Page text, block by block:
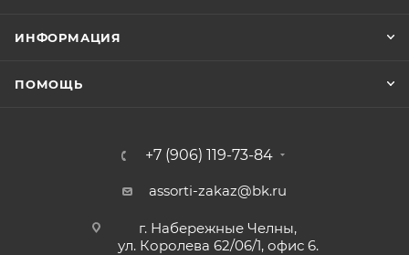
ИНФОРМАЦИЯ
ПОМОЩЬ
+7 (906) 119-73-84
assorti-zakaz@bk.ru
г. Набережные Челны,
ул. Королева 62/06/1, офис 6.